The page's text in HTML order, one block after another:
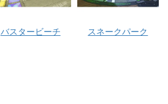
バスタービーチ スネークパーク